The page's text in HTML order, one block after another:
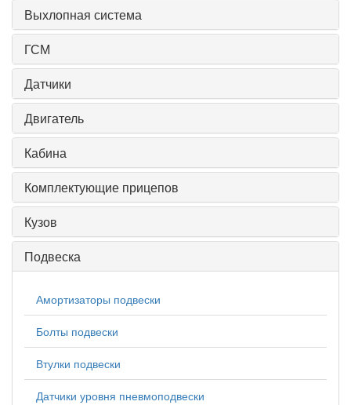
Выхлопная система
ГСМ
Датчики
Двигатель
Кабина
Комплектующие прицепов
Кузов
Подвеска
Амортизаторы подвески
Болты подвески
Втулки подвески
Датчики уровня пневмоподвески